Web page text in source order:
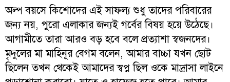
অল্প বয়সে কিশোদের এই সাফল্য শুধু তাদের পরিবারের
জন্য নয়, পুরো এলাকার জন্যই গর্বের বিষয় হয়ে উঠেছে।
আগামীতে তারা আরও বড় হবে বলে প্রত্যাশা স্বজনদের।
মৃদুলের মা মাহিনূর বেগম বলেন, আমার বাচ্চা যখন ছোট
ছিলেন তখন থেকেই আমাদের স্বপ্ন ছিল ওকে মাদ্রাসা লাইনে